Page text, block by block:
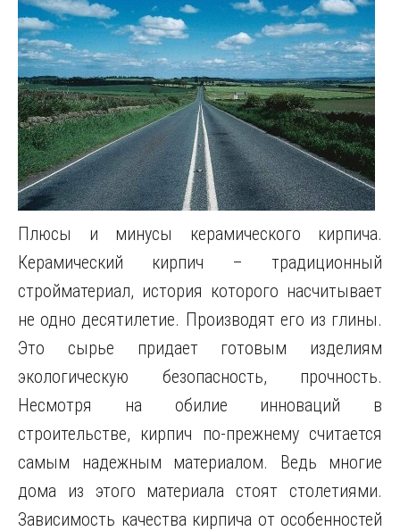
Плюсы и минусы керамического кирпича.
Керамический кирпич – традиционный
стройматериал, история которого насчитывает
не одно десятилетие. Производят его из глины.
Это сырье придает готовым изделиям
экологическую безопасность, прочность.
Несмотря на обилие инноваций в
строительстве, кирпич по-прежнему считается
самым надежным материалом. Ведь многие
дома из этого материала стоят столетиями.
Зависимость качества кирпича от особенностей